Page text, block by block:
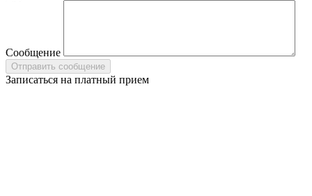
Сообщение
Записаться на платный прием